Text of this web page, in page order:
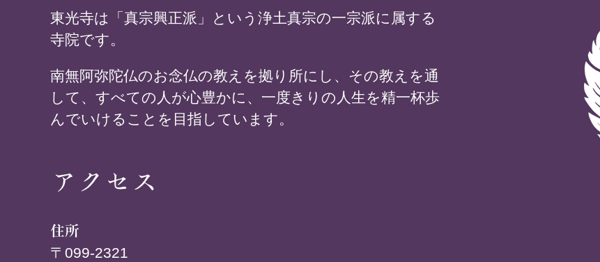
東光寺は「真宗興正派」という浄土真宗の一宗派に属する
寺院です。
南無阿弥陀仏のお念仏の教えを拠り所にし、その教えを通
して、すべての人が心豊かに、一度きりの人生を精一杯歩
んでいけることを目指しています。
アクセス
住所
〒099-2321